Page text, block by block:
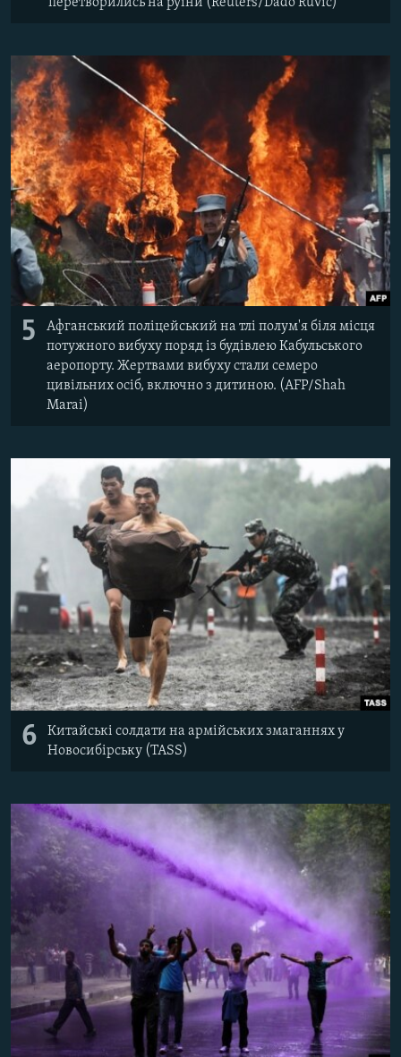
перетворились на руїни (Reuters/Dado Ruvic)
5
Афганський поліцейський на тлі полум'я біля місця
потужного вибуху поряд із будівлею Кабульського
аеропорту. Жертвами вибуху стали семеро
цивільних осіб, включно з дитиною. (AFP/Shah
Marai)
6
Китайські солдати на армійських змаганнях у
Новосибірську (TASS)